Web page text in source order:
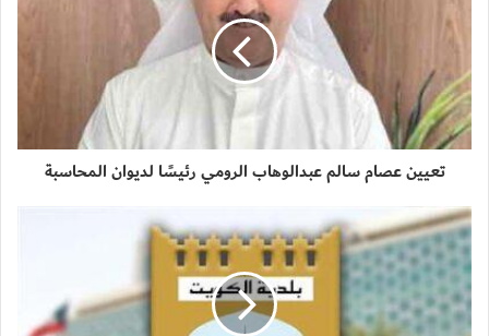
تعيين عصام سالم عبدالوهاب الرومي رئيسًا لديوان المحاسبة